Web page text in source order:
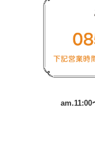
am.11:00